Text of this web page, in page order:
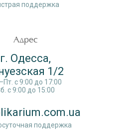
поддержка
Адрес
г. Одесса,
1/2
c 9:00 до 17:00
c 9:00 до 15:00
поддержка